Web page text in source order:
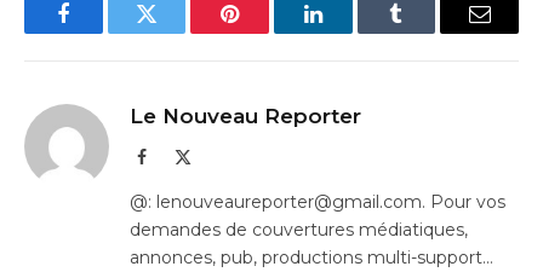
FacebookTwitter Pinterest LinkedInTumblr Email
Le Nouveau Reporter
Facebook
@: lenouveaureporter@gmail.com. Pour vos
demandes de couvertures médiatiques,
annonces, pub, productions multi-support…